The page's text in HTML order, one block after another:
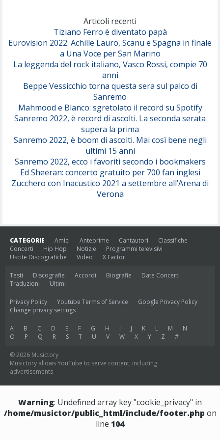
Serenamente
Articoli recenti
Tiziano Ferro è diventato papà
Eurovision 2022: Achille Lauro, Scanu e Spagna in finale
a Una Voce per San Marino
La leggenda del rock italiano, Vasco Rossi, compie 70
anni
Beppe Vessicchio torna questa sera sul palco di
Sanremo
Mahmood e Blanco: sgretolato il record su Spotify
Sanremo 2022, è record di ascolti. La seconda serata
supera la prima
Sanremo 2022, è boom di ascolti. Mai così bene negli
ultimi 15 anni
Sanremo 2022, ecco i favoriti secondo i bookmakers
Ed Sheeran: concerto gratuito per 700 fan inglesi
Zucchero con Inacustico 2021 a settembre all’Arena di
Verona
CATEGORIE Amici Anteprime Cantautori
Classifiche
Concerti
Hip Hop Notizie
Programmi televisivi
Uscite Discografiche
Video X Factor
Testi Discografie Accordi Biografie
Date Concerti
Traduzioni
Ultimi
Privacy Policy Youtube Terms of Service
Google Privacy Policy
Change privacy settings
A B C D E F G H I J K L M
N
O
P Q R S T U V W X Y Z #
© 2026 Musictory
Musictory allows YouTube to serve content, including
advertisements
Warning: Undefined array key "cookie_privacy" in
/home/musictor/public_html/include/footer.php on
line 104